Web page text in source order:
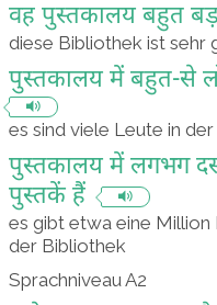
वह पुस्तकालय बहुत
diese Bibliothek ist sehr
पुस्तकालय में बहुत-से
es sind viele Leute in
पुस्तकालय में लगभग
पुस्तकें हैं
es gibt etwa eine Million
der Bibliothek
Sprachniveau A2